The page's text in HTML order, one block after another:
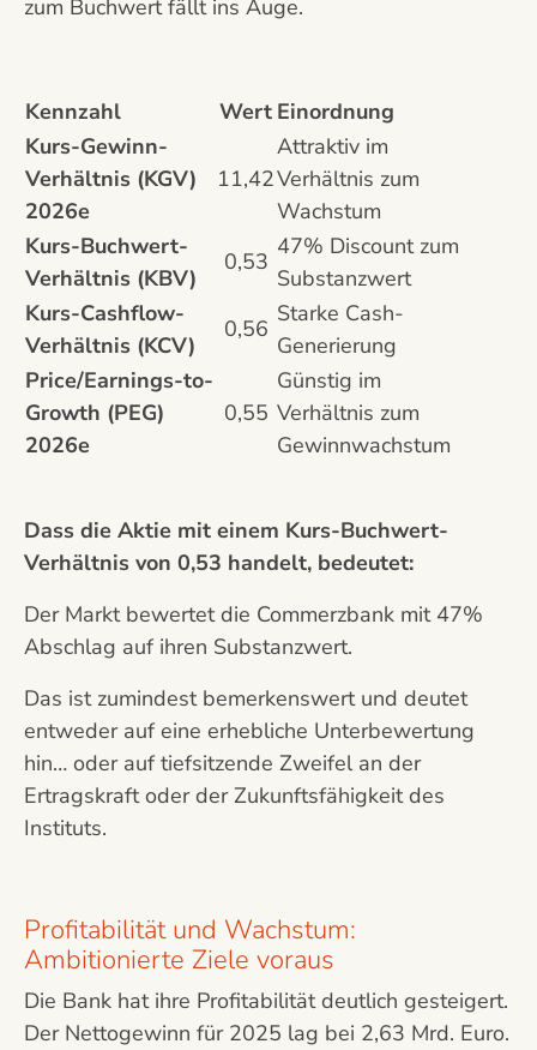
zum Buchwert fällt ins Auge.
Kennzahl Wert Einordnung
Kurs-Gewinn-
Verhältnis (KGV)
2026e
11,42
Attraktiv im
Verhältnis zum
Wachstum
Kurs-Buchwert-
Verhältnis (KBV)
0,53
47% Discount zum
Substanzwert
Kurs-Cashflow-
Verhältnis (KCV)
0,56
Starke Cash-
Generierung
Price/Earnings-to-
Growth (PEG)
2026e
0,55
Günstig im
Verhältnis zum
Gewinnwachstum
Dass die Aktie mit einem Kurs-Buchwert-
Verhältnis von 0,53 handelt, bedeutet:
Der Markt bewertet die Commerzbank mit 47%
Abschlag auf ihren Substanzwert.
Das ist zumindest bemerkenswert und deutet
entweder auf eine erhebliche Unterbewertung
hin… oder auf tiefsitzende Zweifel an der
Ertragskraft oder der Zukunftsfähigkeit des
Instituts.
Profitabilität und Wachstum:
Ambitionierte Ziele voraus
Die Bank hat ihre Profitabilität deutlich gesteigert.
Der Nettogewinn für 2025 lag bei 2,63 Mrd. Euro.